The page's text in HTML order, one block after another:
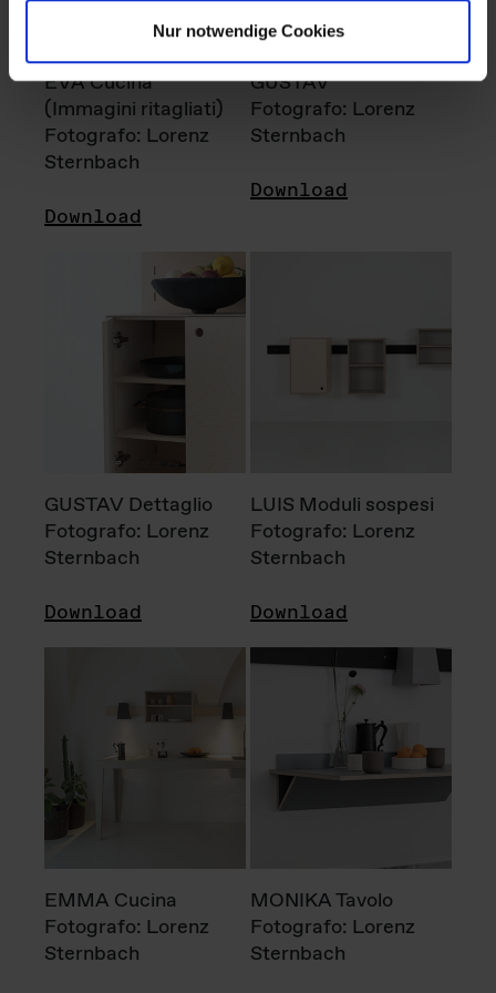
Nur notwendige Cookies
EVA Cucina
(Immagini ritagliati)
Fotografo: Lorenz
Sternbach
Download
GUSTAV
Fotografo: Lorenz
Sternbach
Download
GUSTAV Dettaglio
Fotografo: Lorenz
Sternbach
Download
LUIS Moduli sospesi
Fotografo: Lorenz
Sternbach
Download
EMMA Cucina
Fotografo: Lorenz
Sternbach
MONIKA Tavolo
Fotografo: Lorenz
Sternbach